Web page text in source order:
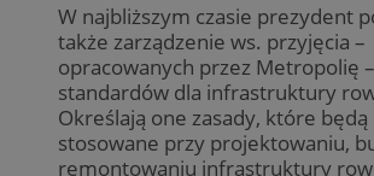
W najbliższym czasie prezydent
także zarządzenie ws. przyjęcia –
opracowanych przez Metropolię –
standardów dla infrastruktury
Określają one zasady, które będą
stosowane przy projektowaniu,
remontowaniu infrastruktury